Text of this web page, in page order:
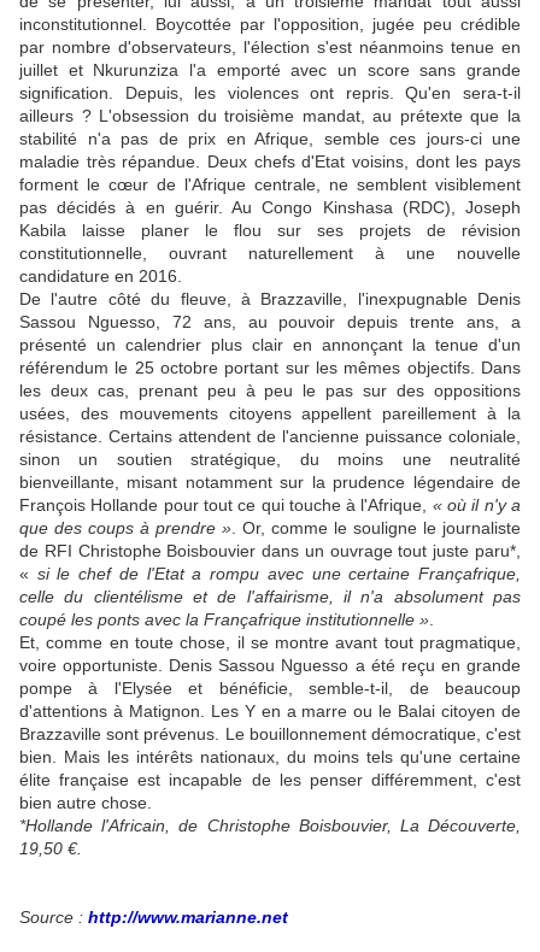
inconstitutionnel. Boycottée par l'opposition, jugée peu crédible
par nombre d'observateurs, l'élection s'est néanmoins tenue en
juillet et Nkurunziza l'a emporté avec un score sans grande
signification. Depuis, les violences ont repris. Qu'en sera-t-il
ailleurs ? L'obsession du troisième mandat, au prétexte que la
stabilité n'a pas de prix en Afrique, semble ces jours-ci une
maladie très répandue. Deux chefs d'Etat voisins, dont les pays
forment le cœur de l'Afrique centrale, ne semblent visiblement
pas décidés à en guérir. Au Congo Kinshasa (RDC), Joseph
Kabila laisse planer le flou sur ses projets de révision
constitutionnelle, ouvrant naturellement à une nouvelle
candidature en 2016.
De l'autre côté du fleuve, à Brazzaville, l'inexpugnable Denis
Sassou Nguesso, 72 ans, au pouvoir depuis trente ans, a
présenté un calendrier plus clair en annonçant la tenue d'un
référendum le 25 octobre portant sur les mêmes objectifs. Dans
les deux cas, prenant peu à peu le pas sur des oppositions
usées, des mouvements citoyens appellent pareillement à la
résistance. Certains attendent de l'ancienne puissance coloniale,
sinon un soutien stratégique, du moins une neutralité
bienveillante, misant notamment sur la prudence légendaire de
François Hollande pour tout ce qui touche à l'Afrique, « où il n'y a
que des coups à prendre » . Or, comme le souligne le journaliste
de RFI Christophe Boisbouvier dans un ouvrage tout juste paru*,
« si le chef de l'Etat a rompu avec une certaine Françafrique,
celle du clientélisme et de l'affairisme, il n'a absolument pas
coupé les ponts avec la Françafrique institutionnelle »
Et, comme en toute chose, il se montre avant tout pragmatique,
voire opportuniste. Denis Sassou Nguesso a été reçu en grande
pompe à l'Elysée et bénéficie, semble-t-il, de beaucoup
d'attentions à Matignon. Les Y en a marre ou le Balai citoyen de
Brazzaville sont prévenus. Le bouillonnement démocratique, c'est
bien. Mais les intérêts nationaux, du moins tels qu'une certaine
élite française est incapable de les penser différemment, c'est
bien autre chose.
*Hollande l'Africain, de Christophe Boisbouvier, La Découverte,
19,50 €.
Source : http://www.marianne.net